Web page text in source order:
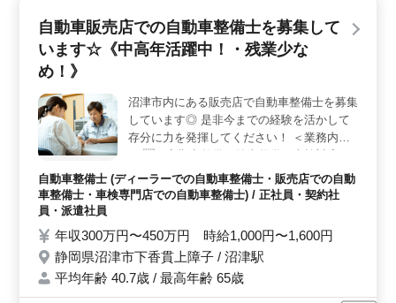
自動車販売店での自動車整備士を募集して
います☆《中高年活躍中！・残業少な
め！》
沼津市内にある販売店で自動車整備士を募集
しています◎ 是非今までの経験を活かして
存分に力を発揮してください！ ＜業務内容
部品の交換・取り付け・補修 ・トラブルシ
ューティング時の整備業務全般 ・お客さん
通費全額支給 ・50代以上が活躍中！ 50代の
新入りスタッフも採用しました。 年齢が原
因で不採用ということはありません！ 是非
皆様のご応募お待ちしております！
自動車整備士 (ディーラーでの自動車整備士・販売店での自動
車整備士・車検専門店での自動車整備士) / 正社員・契約社
員・派遣社員
年収300万円〜450万円 時給1,000円〜1,600円
静岡県沼津市下香貫上障子 / 沼津駅
平均年齢 40.7歳 / 最高年齢 65歳